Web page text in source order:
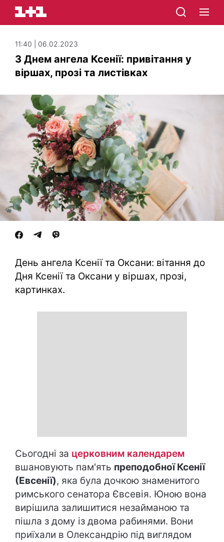
11:40 | 06.02.2023
З Днем ангела Ксенії: привітання у
віршах, прозі та листівках
День ангела Ксенії та Оксани: вітання до
Дня Ксенії та Оксани у віршах, прозі,
картинках.
Сьогодні за церковним календарем
вшановують пам'ять преподобної Ксенії
(Евсенії), яка була дочкою знаменитого
римського сенатора Євсевія. Юною вона
вирішила залишитися незайманою та
пішла з дому із двома рабинями. Вони
приїхали в Олександрію під виглядом